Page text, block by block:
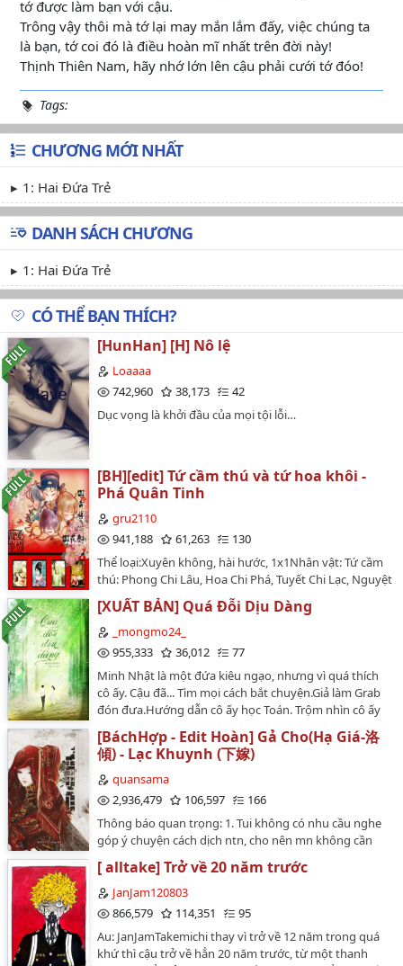
tớ được làm bạn với cậu.
Trông vậy thôi mà tớ lại may mắn lắm đấy, việc chúng ta
là bạn, tớ coi đó là điều hoàn mĩ nhất trên đời này!
Thịnh Thiên Nam, hãy nhớ lớn lên cậu phải cưới tớ đóo!
Tags:
CHƯƠNG MỚI NHẤT
1: Hai Đứa Trẻ
DANH SÁCH CHƯƠNG
1: Hai Đứa Trẻ
CÓ THỂ BẠN THÍCH?
[HunHan] [H] Nô lệ
Loaaaa
742,960
38,173
42
Dục vọng là khởi đầu của mọi tội lỗi…
[BH][edit] Tứ cầm thú và tứ hoa khôi -
Phá Quân Tinh
gru2110
941,188
61,263
130
Thể loại:Xuyên không, hài hước, 1x1Nhân vật: Tứ cầm
thú: Phong Chi Lâu, Hoa Chi Phá, Tuyết Chi Lạc, Nguyệt
Chi Loạn. Tứ hoa khôi: Vị Triều, Niệm Khanh, Du Lăng,
Ly TuyệtTrạng thái: Hoàn, 125 chương + 5 phiên
ngoạiEditor: gru2110Văn án: Nhìn tên là biết*Truyện
được đăng tải miễn phí trên Bách Gia Trang
[XUẤT BẢN] Quá Đỗi Dịu Dàng
_mongmo24_
955,333
36,012
77
Minh Nhật là một đứa kiêu ngạo, nhưng vì quá thích
cô ấy. Cậu đã... Tìm mọi cách bắt chuyện.Giả làm Grab
đón đưa.Hướng dẫn cô ấy học Toán. Trộm nhìn cô ấy
rồi dùng 7749 lý do biện minh. Nhưng cô ấy không
hiểu lắm, cô ấy nghĩ cậu và cô ấy thật sự là bạn.…
[BáchHợp - Edit Hoàn] Gả Cho(Hạ Giá-洛
傾) - Lạc Khuynh (下嫁)
quansama
2,936,479
106,597
166
Thông báo quan trọng: 1. Tui không có nhu cầu nghe
góp ý chuyện cách dịch ntn, cho nên mn không cần
phải nói về chuyện đó :)) không là tui sẽ block bạn, bất
kể bạn là ai. 2. Nếu muốn truyện dịch theo ý bạn thì
bạn tự lấy raw về tự dịch đi, hoặc là đi tìm nhà khác đọc
cho hợp ý.--------------------Thể loại: Bách hợp, cung đình,
1 PNCouple: Hạ Sí Mạch x Tuyên Cẩn - Thủy Khinh Linh
x Tuyên Lưu Ly Văn án: Hạ Sí Mạch lần đầu tiên nhìn
[ alltake] Trở về 20 năm trước
JanJam120803
866,579
114,351
95
Au: JanJamTakemichi thay vì trở về 12 năm trong quá
khứ thì cậu trở về hẳn 20 năm trước, từ một thanh